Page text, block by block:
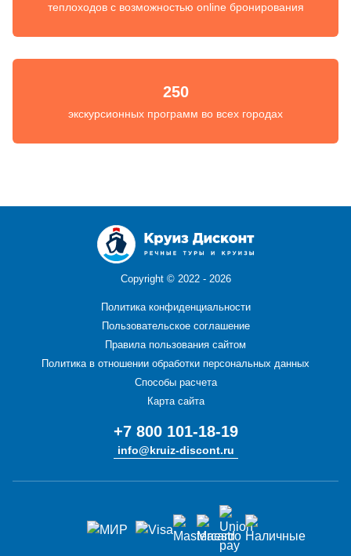
теплоходов с возможностью online бронирования
250
экскурсионных программ во всех городах
Copyright © 2022 - 2026
Политика конфиденциальности
Пользовательское соглашение
Правила пользования сайтом
Политика в отношении обработки персональных данных
Способы расчета
Карта сайта
+7 800 101-18-19
info@kruiz-discont.ru